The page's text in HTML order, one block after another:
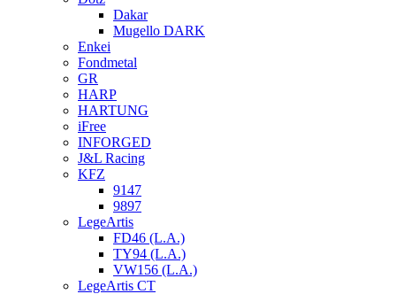
Dakar
Mugello DARK
Enkei
Fondmetal
GR
HARP
HARTUNG
iFree
INFORGED
J&L Racing
KFZ
9147
9897
LegeArtis
FD46 (L.A.)
TY94 (L.A.)
VW156 (L.A.)
LegeArtis CT